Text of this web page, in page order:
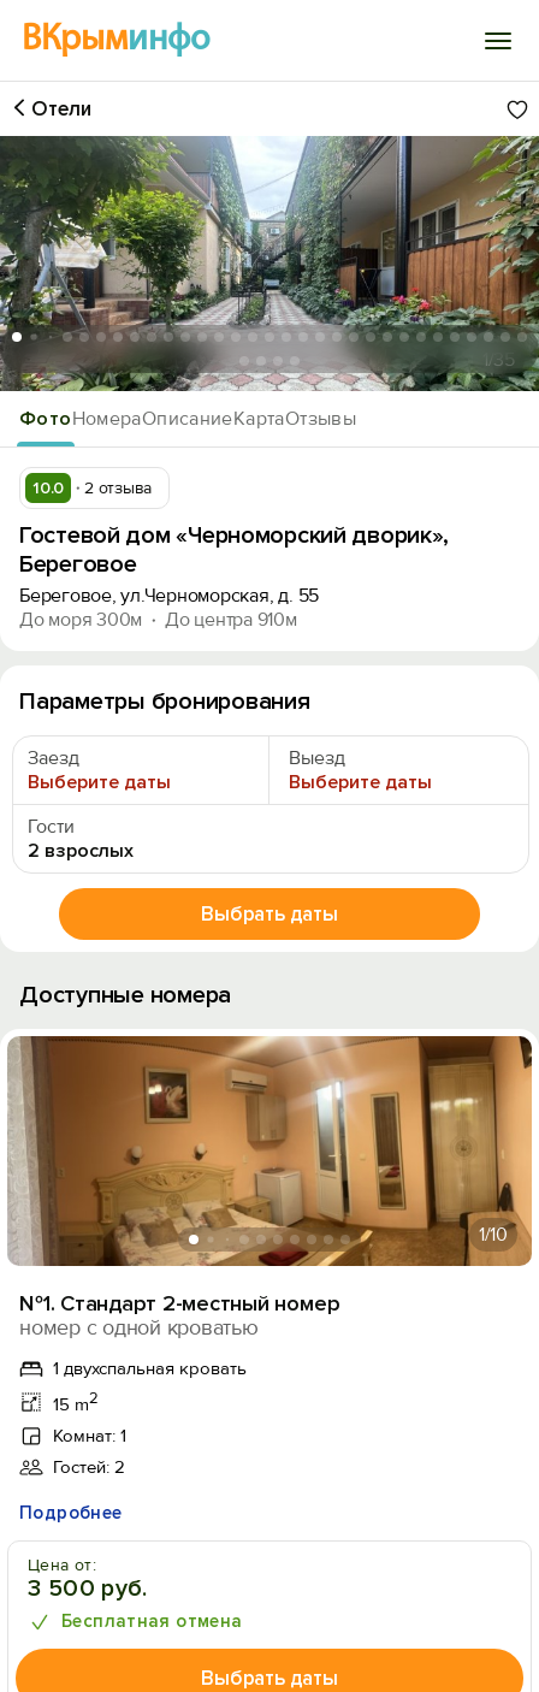
ВКрыминфо
Войти
Избранное
История просмотра
Добавить свой объект
ФотоНомераОписаниеКартаОтзывы
Отели
1/35
10.0 2 отзыва
Гостевой дом «Черноморский дворик»,
Береговое
Береговое, ул.Черноморская, д. 55
До моря 300м
До центра 910м
Параметры бронирования
Заезд
Выберите даты
Выезд
Выберите даты
Гости
2 взрослых
Выбрать даты
Доступные номера
1/10
№1. Стандарт 2-местный номер
номер с одной кроватью
1 двухспальная кровать
15 m2
Комнат: 1
Гостей: 2
Подробнее
Цена от:
3 500 руб.
Бесплатная отмена
Выбрать даты